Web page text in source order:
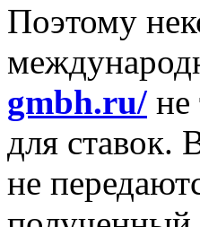
Поэтому
gmbh.ru/ не
для ставок.
не